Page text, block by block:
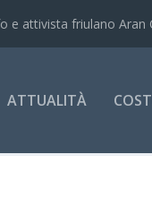
e attivista friulano Aran
ATTUALITÀ